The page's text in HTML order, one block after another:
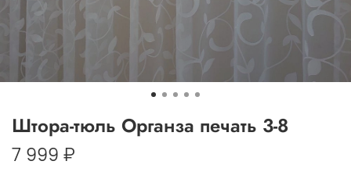
Штора-тюль Органза печать 3-8
7 999 ₽